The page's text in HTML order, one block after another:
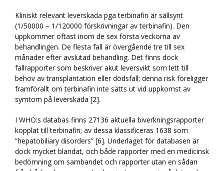
Kliniskt relevant leverskada pga terbinafin är sällsynt
(1/50000 – 1/120000 förskrivningar av terbinafin). Den
uppkommer oftast inom de sex första veckorna av
behandlingen. De flesta fall är övergående tre till sex
månader efter avslutad behandling. Det finns dock
fallrapporter som beskriver akut leversvikt som lett till
behov av transplantation eller dödsfall; denna risk föreligger
framförallt om terbinafin inte sätts ut vid uppkomst av
symtom på leverskada [2].
I WHO:s databas finns 27136 aktuella biverkningsrapporter
kopplat till terbinafin; av dessa klassificeras 1638 som
”hepatobiliary disorders” [6]. Underlaget för databasen är
dock mycket blandat, och både rapporter med en medicinsk
bedömning om sambandet och rapporter utan en sådan